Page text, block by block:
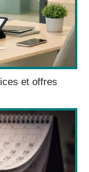
et offres